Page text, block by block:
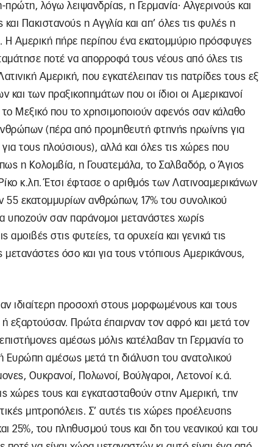
λόγω λειψανδρίας, η Γερμανία∙ Αλγερινούς και
Πακιστανούς η Αγγλία και απ’ όλες τις φυλές η
Η Αμερική πήρε περίπου ένα εκατομμύριο πρόσφυγες
ποτέ να απορροφά τους νέους από όλες τις
Αμερική, που εγκατέλειπαν τις πατρίδες τους εξ
των πραξικοπημάτων που οι ίδιοι οι Αμερικανοί
Μεξικό που το χρησιμοποιούν αφενός σαν κάλαθο
(πέρα από προμηθευτή φτηνής ηρωίνης για
τους πλούσιους), αλλά και όλες τις χώρες που
η Κολομβία, η Γουατεμάλα, το Σαλβαδόρ, ο Άγιος
κ.λπ. Έτσι έφτασε ο αριθμός των Λατινοαμερικάνων
εκατομμυρίων ανθρώπων, 17% του συνολικού
υποζούν σαν παράνομοι μετανάστες χωρίς
αμοιβές στις φυτείες, τα ορυχεία και γενικά τις
μετανάστες όσο και για τους ντόπιους Αμερικάνους,
ιδιαίτερη προσοχή στους μορφωμένους και τους
ή εξαρτούσαν. Πρώτα έπαιρναν τον αφρό και μετά τον
αμέσως μόλις κατέλαβαν τη Γερμανία το
Ευρώπη αμέσως μετά τη διάλυση του ανατολικού
Ουκρανοί, Πολωνοί, Βούλγαροι, Λετονοί κ.ά.
χώρες τους και εγκατασταθούν στην Αμερική, την
μητροπόλεις. Σ’ αυτές τις χώρες προέλευσης
25%, του πληθυσμού τους και δη του νεανικού και του